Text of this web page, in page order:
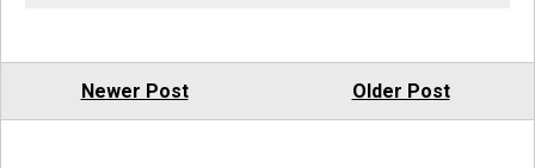
Newer Post Older Post